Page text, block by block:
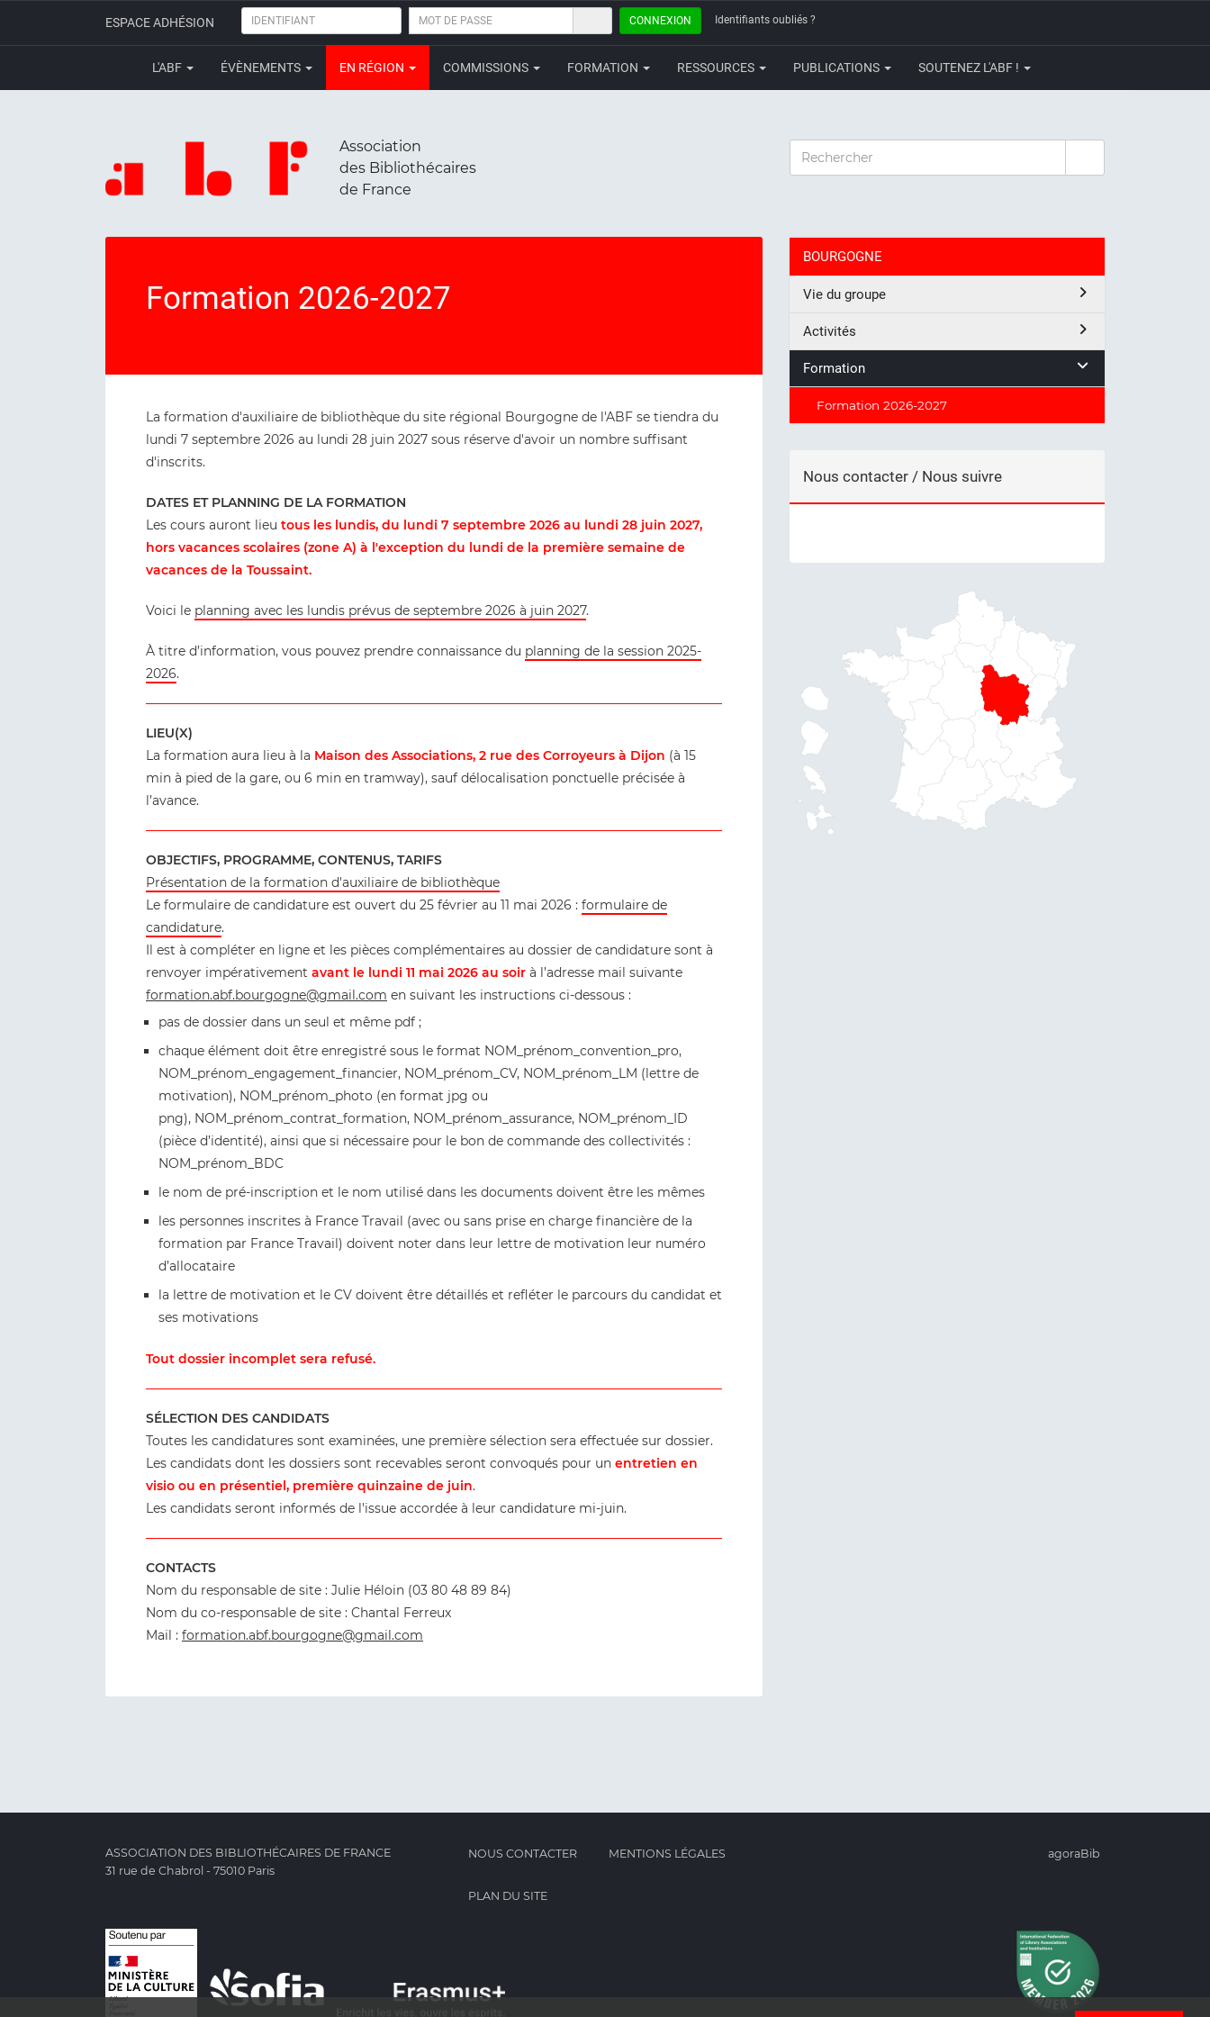
ESPACE ADHÉSION IDENTIFIANT
MOT
PASSE
CONNEXION Identifiants oubliés ?
L'ABF ÉVÈNEMENTS EN RÉGION COMMISSIONS FORMATION RESSOURCES PUBLICATIONS SOUTENEZ L'ABF !
Association
des Bibliothécaires
de France
RECHERCHER
Formation 2026-2027
La formation d'auxiliaire de bibliothèque du site régional Bourgogne de l'ABF se tiendra du
lundi 7 septembre 2026 au lundi 28 juin 2027 sous réserve d'avoir un nombre suffisant
d'inscrits.
DATES ET PLANNING DE LA FORMATION
Les cours auront lieu tous les lundis, du lundi 7 septembre 2026 au lundi 28 juin 2027,
hors vacances scolaires (zone A) à l'exception du lundi de la première semaine de
vacances de la Toussaint.
Voici le planning avec les lundis prévus de septembre 2026 à juin 2027.
À titre d’information, vous pouvez prendre connaissance du planning de la session 2025-
2026.
LIEU(X)
La formation aura lieu à la Maison des Associations, 2 rue des Corroyeurs à Dijon (à 15
min à pied de la gare, ou 6 min en tramway), sauf délocalisation ponctuelle précisée à
l’avance.
OBJECTIFS, PROGRAMME, CONTENUS, TARIFS
Présentation de la formation d'auxiliaire de bibliothèque
Le formulaire de candidature est ouvert du 25 février au 11 mai 2026 : formulaire de
candidature.
Il est à compléter en ligne et les pièces complémentaires au dossier de candidature sont à
renvoyer impérativement avant le lundi 11 mai 2026 au soir à l’adresse mail suivante
formation.abf.bourgogne@gmail.com en suivant les instructions ci-dessous :
pas de dossier dans un seul et même pdf ;
chaque élément doit être enregistré sous le format NOM_prénom_convention_pro,
NOM_prénom_engagement_financier, NOM_prénom_CV, NOM_prénom_LM (lettre de
motivation), NOM_prénom_photo (en format jpg ou
png), NOM_prénom_contrat_formation, NOM_prénom_assurance, NOM_prénom_ID
(pièce d’identité), ainsi que si nécessaire pour le bon de commande des collectivités :
NOM_prénom_BDC
le nom de pré-inscription et le nom utilisé dans les documents doivent être les mêmes
les personnes inscrites à France Travail (avec ou sans prise en charge financière de la
formation par France Travail) doivent noter dans leur lettre de motivation leur numéro
d’allocataire
la lettre de motivation et le CV doivent être détaillés et refléter le parcours du candidat et
ses motivations
Tout dossier incomplet sera refusé.
SÉLECTION DES CANDIDATS
Toutes les candidatures sont examinées, une première sélection sera effectuée sur dossier.
Les candidats dont les dossiers sont recevables seront convoqués pour un entretien en
visio ou en présentiel, première quinzaine de juin.
Les candidats seront informés de l'issue accordée à leur candidature mi-juin.
CONTACTS
Nom du responsable de site : Julie Héloin (03 80 48 89 84)
Nom du co-responsable de site : Chantal Ferreux
Mail : formation.abf.bourgogne@gmail.com
BOURGOGNE
Vie du groupe
Activités
Formation
Formation 2026-2027
Nous contacter / Nous suivre
ASSOCIATION DES BIBLIOTHÉCAIRES DE FRANCE
31 rue de Chabrol - 75010 Paris
NOUS CONTACTER MENTIONS LÉGALES
PLAN DU SITE
agoraBib